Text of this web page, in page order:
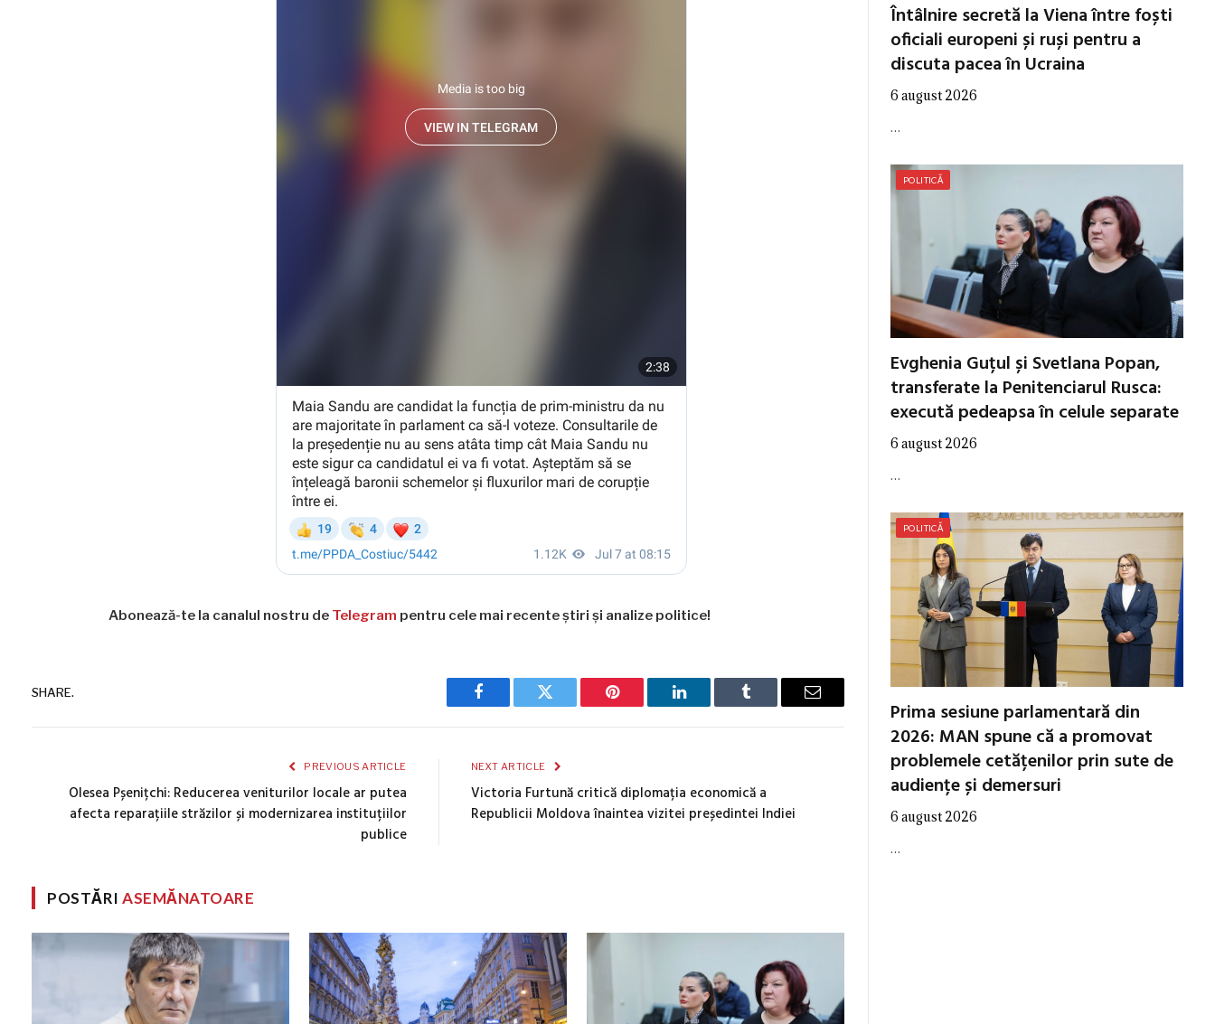
Abonează-te la canalul nostru de Telegram pentru cele mai recente știri și analize politice!
SHARE.
Facebook Twitter Pinterest LinkedIn Tumblr Email
PREVIOUS ARTICLE
Olesea Pșenițchi: Reducerea veniturilor locale ar putea
afecta reparațiile străzilor și modernizarea instituțiilor
publice
NEXT ARTICLE
Victoria Furtună critică diplomația economică a
Republicii Moldova înaintea vizitei președintei Indiei
POSTĂRIASEMĂNATOARE
Întâlnire secretă la Viena între foști
oficiali europeni și ruși pentru a
discuta pacea în Ucraina
6 august 2026
…
POLITICĂ
Evghenia Guțul și Svetlana Popan,
transferate la Penitenciarul Rusca:
execută pedeapsa în celule separate
6 august 2026
…
POLITICĂ
Prima sesiune parlamentară din
2026: MAN spune că a promovat
problemele cetățenilor prin sute de
audiențe și demersuri
6 august 2026
…